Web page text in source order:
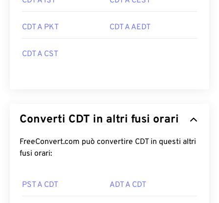
CDT A PKT CDT A AEDT
CDT A CST
Converti CDT in altri fusi orari
FreeConvert.com può convertire CDT in questi altri
fusi orari:
PST A CDT ADT A CDT